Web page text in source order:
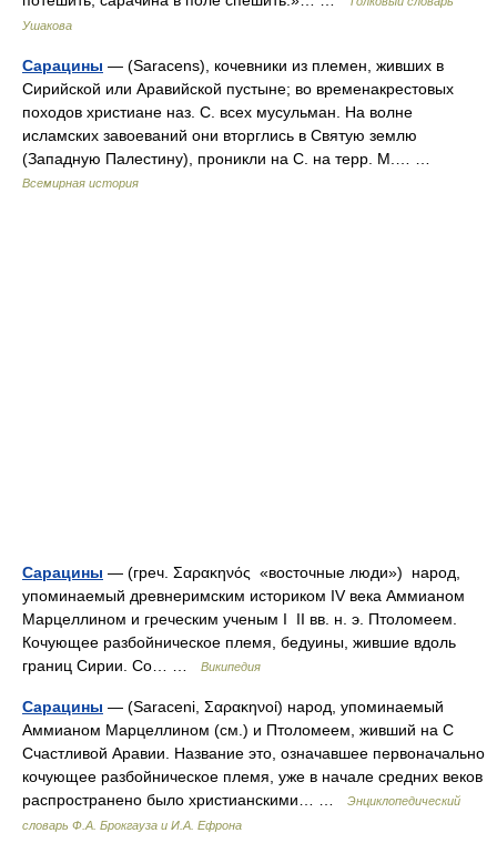
Ушакова
Сарацины — (Saracens), кочевники из племен, живших в
Сирийской или Аравийской пустыне; во временакрестовых
походов христиане наз. С. всех мусульман. На волне
исламских завоеваний они вторглись в Святую землю
(Западную Палестину), проникли на С. на терр. М.… …
Всемирная история
Сарацины — (греч. Σαρακηνός «восточные люди») народ,
упоминаемый древнеримским историком IV века Аммианом
Марцеллином и греческим ученым I II вв. н. э. Птоломеем.
Кочующее разбойническое племя, бедуины, жившие вдоль
границ Сирии. Со… …
Википедия
Сарацины — (Saraceni, Σαρακηνοί) народ, упоминаемый
Аммианом Марцеллином (см.) и Птоломеем, живший на С
Счастливой Аравии. Название это, означавшее первоначально
кочующее разбойническое племя, уже в начале средних веков
распространено было христианскими… …
Энциклопедический
словарь Ф.А. Брокгауза и И.А. Ефрона